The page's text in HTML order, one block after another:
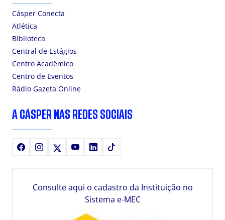
Cásper Conecta
Atlética
Biblioteca
Central de Estágios
Centro Acadêmico
Centro de Eventos
Rádio Gazeta Online
A CÁSPER NAS REDES SOCIAIS
FacebookInstagram YoutubeLinkedIn
Consulte aqui o cadastro da Instituição no
Sistema e-MEC